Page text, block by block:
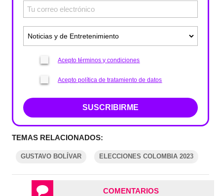
Acepto términos y condiciones
Acepto política de tratamiento de datos
SUSCRIBIRME
TEMAS RELACIONADOS:
GUSTAVO BOLÍVAR ELECCIONES COLOMBIA 2023
COMENTARIOS